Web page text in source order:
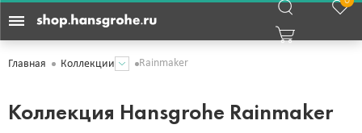
Главная Коллекции Rainmaker
Коллекция Hansgrohe Rainmaker